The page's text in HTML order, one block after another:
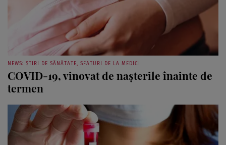
NEWS: ȘTIRI DE SĂNĂTATE, SFATURI DE LA MEDICI
COVID-19, vinovat de nașterile înainte de
termen